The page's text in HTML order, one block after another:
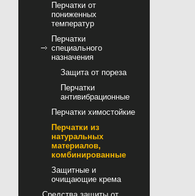
Перчатки от
пониженных
температур
Перчатки
специального
назначения
Защита от пореза
Перчатки
антивибрационные
Перчатки химостойкие
Перчатки из
натуральных
материалов,
комбинированные
Защитные и
очищающие крема